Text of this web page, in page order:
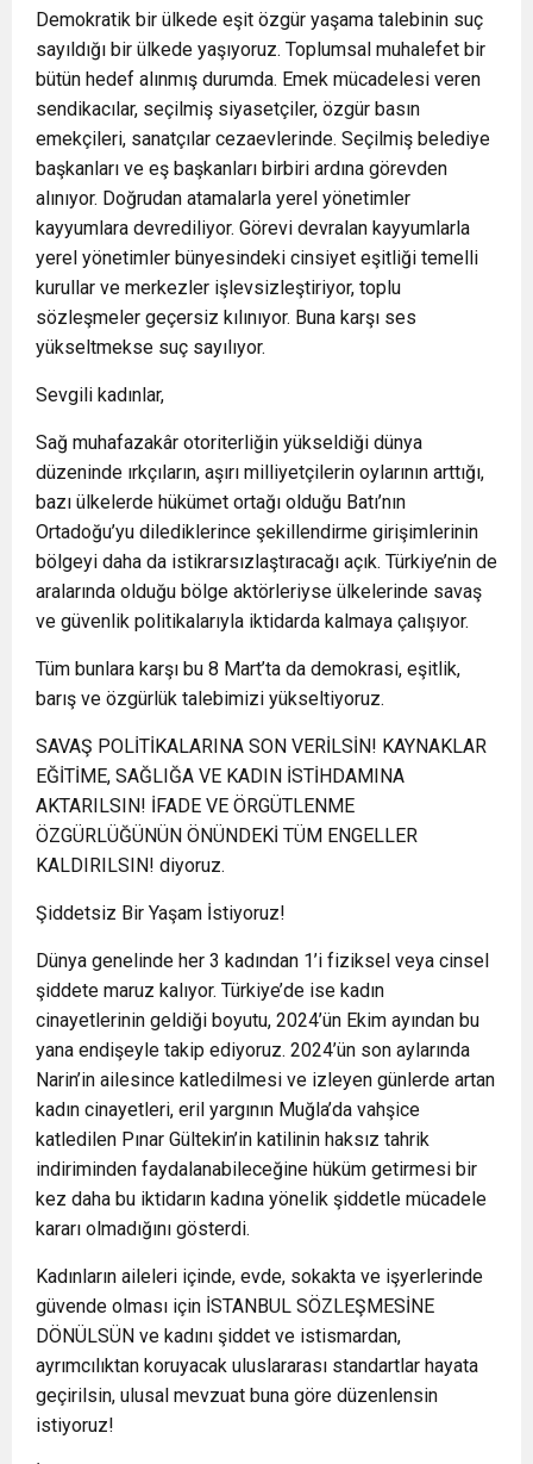
Demokratik bir ülkede eşit özgür yaşama talebinin suç
sayıldığı bir ülkede yaşıyoruz. Toplumsal muhalefet bir
bütün hedef alınmış durumda. Emek mücadelesi veren
sendikacılar, seçilmiş siyasetçiler, özgür basın
emekçileri, sanatçılar cezaevlerinde. Seçilmiş belediye
başkanları ve eş başkanları birbiri ardına görevden
alınıyor. Doğrudan atamalarla yerel yönetimler
kayyumlara devrediliyor. Görevi devralan kayyumlarla
yerel yönetimler bünyesindeki cinsiyet eşitliği temelli
kurullar ve merkezler işlevsizleştiriyor, toplu
sözleşmeler geçersiz kılınıyor. Buna karşı ses
yükseltmekse suç sayılıyor.
Sevgili kadınlar,
Sağ muhafazakâr otoriterliğin yükseldiği dünya
düzeninde ırkçıların, aşırı milliyetçilerin oylarının arttığı,
bazı ülkelerde hükümet ortağı olduğu Batı’nın
Ortadoğu’yu dilediklerince şekillendirme girişimlerinin
bölgeyi daha da istikrarsızlaştıracağı açık. Türkiye’nin de
aralarında olduğu bölge aktörleriyse ülkelerinde savaş
ve güvenlik politikalarıyla iktidarda kalmaya çalışıyor.
Tüm bunlara karşı bu 8 Mart’ta da demokrasi, eşitlik,
barış ve özgürlük talebimizi yükseltiyoruz.
SAVAŞ POLİTİKALARINA SON VERİLSİN! KAYNAKLAR
EĞİTİME, SAĞLIĞA VE KADIN İSTİHDAMINA
AKTARILSIN! İFADE VE ÖRGÜTLENME
ÖZGÜRLÜĞÜNÜN ÖNÜNDEKİ TÜM ENGELLER
KALDIRILSIN! diyoruz.
Şiddetsiz Bir Yaşam İstiyoruz!
Dünya genelinde her 3 kadından 1’i fiziksel veya cinsel
şiddete maruz kalıyor. Türkiye’de ise kadın
cinayetlerinin geldiği boyutu, 2024’ün Ekim ayından bu
yana endişeyle takip ediyoruz. 2024’ün son aylarında
Narin’in ailesince katledilmesi ve izleyen günlerde artan
kadın cinayetleri, eril yargının Muğla’da vahşice
katledilen Pınar Gültekin’in katilinin haksız tahrik
indiriminden faydalanabileceğine hüküm getirmesi bir
kez daha bu iktidarın kadına yönelik şiddetle mücadele
kararı olmadığını gösterdi.
Kadınların aileleri içinde, evde, sokakta ve işyerlerinde
güvende olması için İSTANBUL SÖZLEŞMESİNE
DÖNÜLSÜN ve kadını şiddet ve istismardan,
ayrımcılıktan koruyacak uluslararası standartlar hayata
geçirilsin, ulusal mevzuat buna göre düzenlensin
istiyoruz!